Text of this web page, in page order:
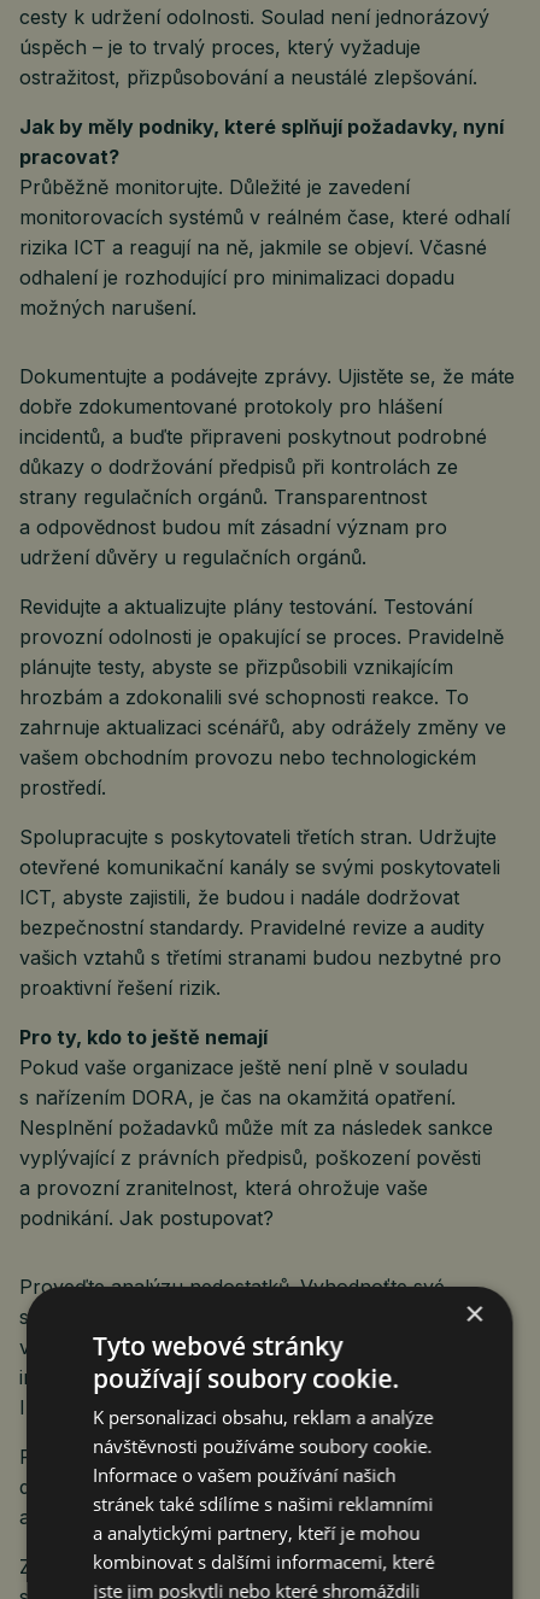
cesty k udržení odolnosti. Soulad není jednorázový
úspěch – je to trvalý proces, který vyžaduje
ostražitost, přizpůsobování a neustálé zlepšování.
Jak by měly podniky, které splňují požadavky, nyní
pracovat?
Průběžně monitorujte. Důležité je zavedení
monitorovacích systémů v reálném čase, které odhalí
rizika ICT a reagují na ně, jakmile se objeví. Včasné
odhalení je rozhodující pro minimalizaci dopadu
možných narušení.
Dokumentujte a podávejte zprávy. Ujistěte se, že máte
dobře zdokumentované protokoly pro hlášení
incidentů, a buďte připraveni poskytnout podrobné
důkazy o dodržování předpisů při kontrolách ze
strany regulačních orgánů. Transparentnost
a odpovědnost budou mít zásadní význam pro
udržení důvěry u regulačních orgánů.
Revidujte a aktualizujte plány testování. Testování
provozní odolnosti je opakující se proces. Pravidelně
plánujte testy, abyste se přizpůsobili vznikajícím
hrozbám a zdokonalili své schopnosti reakce. To
zahrnuje aktualizaci scénářů, aby odrážely změny ve
vašem obchodním provozu nebo technologickém
prostředí.
Spolupracujte s poskytovateli třetích stran. Udržujte
otevřené komunikační kanály se svými poskytovateli
ICT, abyste zajistili, že budou i nadále dodržovat
bezpečnostní standardy. Pravidelné revize a audity
vašich vztahů s třetími stranami budou nezbytné pro
proaktivní řešení rizik.
Pro ty, kdo to ještě nemají
Pokud vaše organizace ještě není plně v souladu
s nařízením DORA, je čas na okamžitá opatření.
Nesplnění požadavků může mít za následek sankce
vyplývající z právních předpisů, poškození pověsti
a provozní zranitelnost, která ohrožuje vaše
podnikání. Jak postupovat?
Proveďte analýzu nedostatků. Vyhodnoťte své
současné procesy a identifikujte kritické nedostatky
v oblasti řízení rizik ICT, testování odolnosti, hlášení
incidentů a dohledu třetích stran (podle DORA i všech
ITS/RTS).
Posilte plány reakce na incidenty. Ujistěte se, že máte
dobře definovaný rámec pro identifikaci, řízení
a rychlé hlášení incidentů ICT.
Zlepšete řízení rizik třetích stran. Spolupracujte se
×
Tyto webové stránky
používají soubory cookie.
K personalizaci obsahu, reklam a analýze
návštěvnosti používáme soubory cookie.
Informace o vašem používání našich
stránek také sdílíme s našimi reklamními
a analytickými partnery, kteří je mohou
kombinovat s dalšími informacemi, které
jste jim poskytli nebo které shromáždili